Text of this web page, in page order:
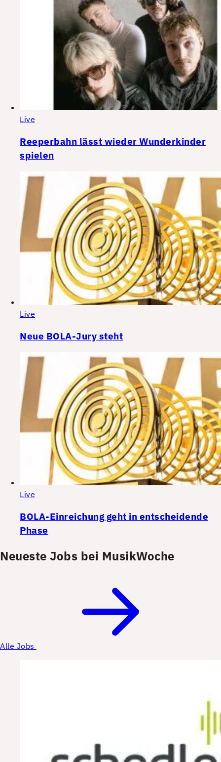
Live
Reeperbahn lässt wieder Wunderkinder
spielen
Live
Neue BOLA-Jury steht
Live
BOLA-Einreichung geht in entscheidende
Phase
Neueste Jobs bei MusikWoche
Alle Jobs